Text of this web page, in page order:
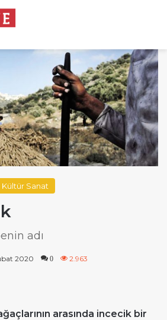
Kültür Sanat
adı
2020 0 2.963
arasında incecik bir